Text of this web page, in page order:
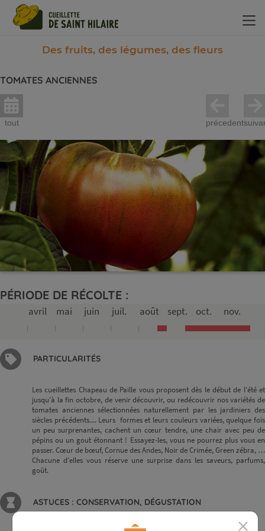
Des fruits, des légumes, des fleurs
TOMATES ANCIENNES
tout précedent
PÉRIODE DE RÉCOLTE :
avril mai juin juil. août sept. oct. nov.
PARTICULARITÉS
Les cueillettes Chapeau de Paille vous proposent dès le début de l'été et
jusqu'à la fin octobre, de venir découvrir, ou redécouvrir nos variétés de
tomates anciennes sélectionnées naturellement par les jardiniers des
siècles précédents.... Leurs formes et leurs couleurs variées, quelque fois
un peu surprenantes, cachent un cœur tendre, une chair avec peu de
pépins ou un gout étonnant ! Essayez-les, vous ne pourrez plus vous en
passer. Cœur de bœuf, Cornue des Andes, Noir de Crimée, Green zébra, …
Chacune d'elles vous réserve une surprise dans les saveurs, parfums,
goût.
ASTUCES : CONSERVATION, DÉGUSTATION
Panneau de gestion des cookies